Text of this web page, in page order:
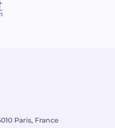
Paris, France